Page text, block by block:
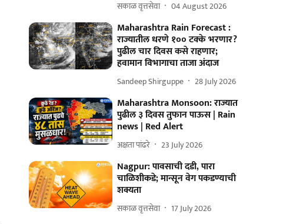
सकाळ वृत्तसेवा 04 August 2026
Maharashtra Rain Forecast :
राज्यातील धरणे १०० टक्के भरणार?
पुढील चार दिवस कसे राहणार;
हवामान विभागाचा ताजा अंदाज
Sandeep Shirguppe 28 July 2026
Maharashtra Monsoon: राज्यात
पुढील ३ दिवस तुफान पाऊस | Rain
news | Red Alert
अक्षता पांढरे 23 July 2026
Nagpur: पावसाची दडी, पारा
चाळिशीकडे; मान्सून वेग पकडण्याची
शक्यता
सकाळ वृत्तसेवा 17 July 2026